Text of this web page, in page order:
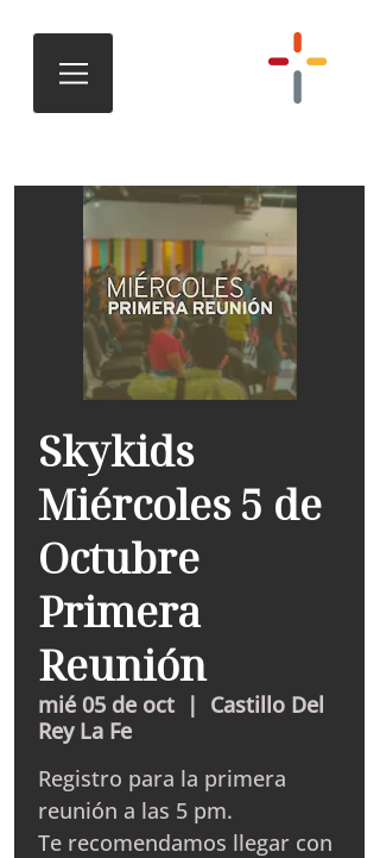
Skykids
Miércoles 5 de
Octubre
Primera
Reunión
mié 05 de oct
  |
Castillo Del
Rey La Fe
Registro para la primera
reunión a las 5 pm.
Te recomendamos llegar con